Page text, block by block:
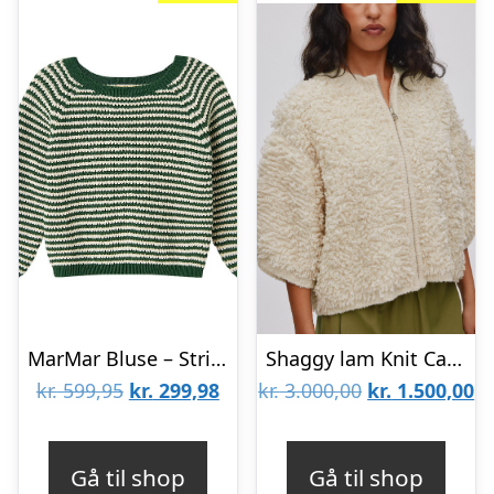
MarMar Bluse – Strik – Torin – Garden Green Stripe
kr.599,95 Den
kr. 299,98Den
Gå til shop
Shaggy lam Knit Cardigan Alice
kr.3.000,00 Den
kr. 1.500,00
Gå til shop